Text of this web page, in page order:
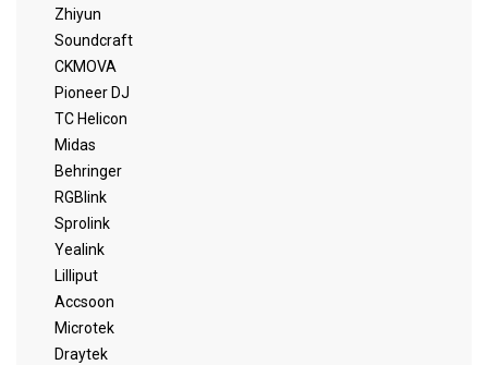
Zhiyun
Soundcraft
CKMOVA
Pioneer DJ
TC Helicon
Midas
Behringer
RGBlink
Sprolink
Yealink
Lilliput
Accsoon
Microtek
Draytek